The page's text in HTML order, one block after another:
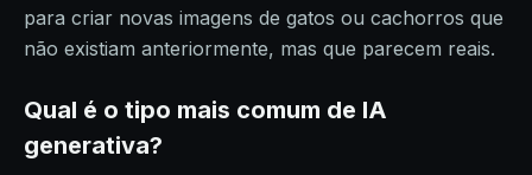
para criar novas imagens de gatos ou cachorros que
não existiam anteriormente, mas que parecem reais.
Qual é o tipo mais comum de IA
generativa?